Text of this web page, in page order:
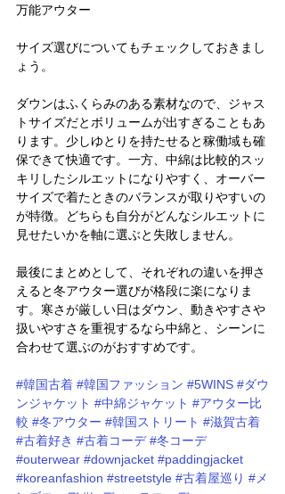
万能アウター
サイズ選びについてもチェックしておきまし
ょう。
ダウンはふくらみのある素材なので、ジャス
トサイズだとボリュームが出すぎることもあ
ります。少しゆとりを持たせると稼働域も確
保できて快適です。一方、中綿は比較的スッ
キリしたシルエットになりやすく、オーバー
サイズで着たときのバランスが取りやすいの
が特徴。どちらも自分がどんなシルエットに
見せたいかを軸に選ぶと失敗しません。
最後にまとめとして、それぞれの違いを押さ
えると冬アウター選びが格段に楽になりま
す。寒さが厳しい日はダウン、動きやすさや
扱いやすさを重視するなら中綿と、シーンに
合わせて選ぶのがおすすめです。
#韓国古着 #韓国ファッション #5WINS #ダウ
ンジャケット #中綿ジャケット #アウター比
較 #冬アウター #韓国ストリート #滋賀古着
#古着好き #古着コーデ #冬コーデ
#outerwear #downjacket #paddingjacket
#koreanfashion #streetstyle #古着屋巡り #メ